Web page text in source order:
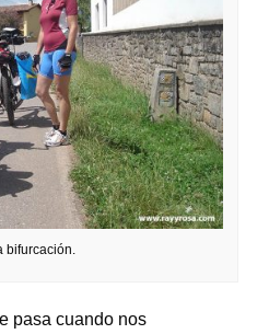
bifurcación.
pasa cuando nos